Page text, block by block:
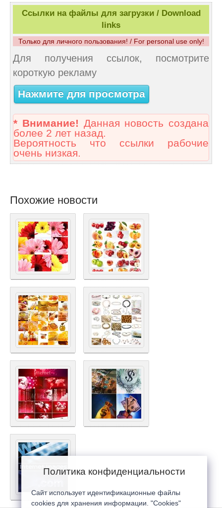
Ссылки на файлы для загрузки / Download
links
Только для личного пользования! / For personal use only!
Для получения ссылок, посмотрите
короткую рекламу
Нажмите для просмотра
* Внимание! Данная новость создана
более 2 лет назад.
Вероятность что ссылки рабочие
очень низкая.
Похожие новости
Политика конфиденциальности
Сайт использует идентификационные файлы
cookies для хранения информации. "Cookies"